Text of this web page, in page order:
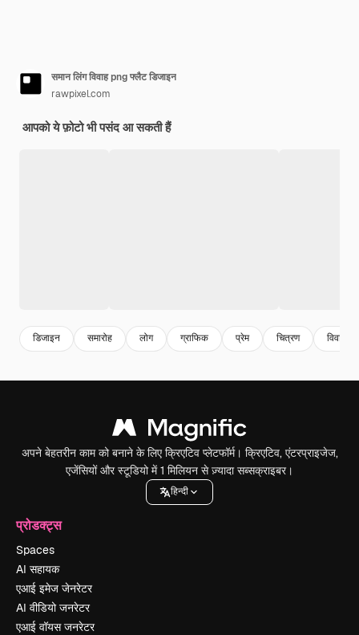
समान लिंग विवाह png फ्लैट डिजाइन
rawpixel.com
आपको ये फ़ोटो भी पसंद आ सकती हैं
डिजाइन समारोह लोग ग्राफिक प्रेम चित्रण विवाह
अपने बेहतरीन काम को बनाने के लिए क्रिएटिव प्लेटफॉर्म। क्रिएटिव, एंटरप्राइजेज,
एजेंसियों और स्टूडियो में 1 मिलियन से ज़्यादा सब्सक्राइबर।
हिन्दी
प्रोडक्ट्स
Spaces
AI सहायक
एआई इमेज जेनरेटर
AI वीडियो जनरेटर
एआई वॉयस जनरेटर